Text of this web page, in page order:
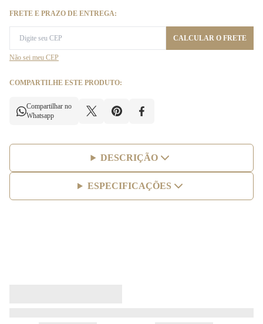
FRETE E PRAZO DE ENTREGA:
CALCULAR O FRETE
Não sei meu CEP
COMPARTILHE ESTE PRODUTO:
Compartilhar no
Whatsapp
DESCRIÇÃO
ESPECIFICAÇÕES